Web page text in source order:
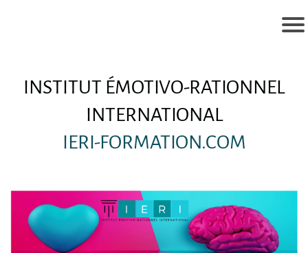
INSTITUT ÉMOTIVO-RATIONNEL
INTERNATIONAL
IERI-FORMATION.COM